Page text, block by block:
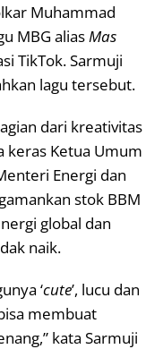
Muhammad
MBG aliasMas
TikTok. Sarmuji
lagu tersebut.
dari kreativitas
keras Ketua Umum
Energi dan
stok BBM
global dan
naik.
‘cute’, lucu dan
membuat
kata Sarmuji